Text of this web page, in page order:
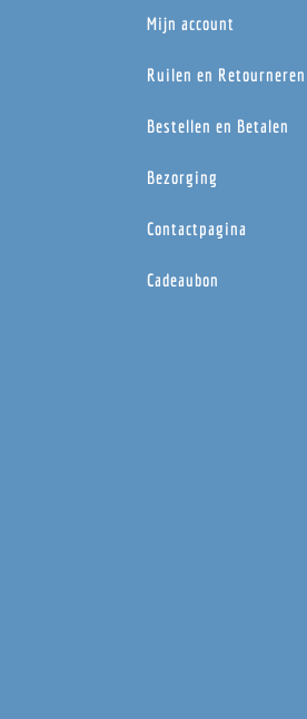
Mijn account
Ruilen en Retourneren
Bestellen en Betalen
Bezorging
Contactpagina
Cadeaubon